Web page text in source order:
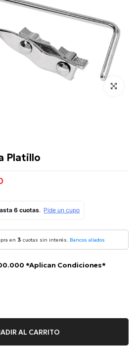
Click para
Platillo
en 3 cuotas sin interés. Bancos aliados
*Aplican Condiciones*
AL CARRITO